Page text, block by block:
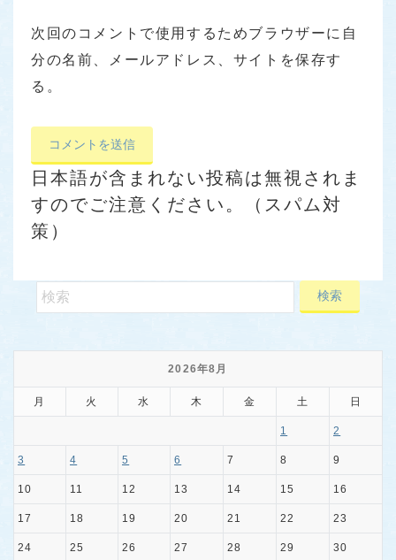
次回のコメントで使用するためブラウザーに自
分の名前、メールアドレス、サイトを保存す
る。
日本語が含まれない投稿は無視されま
すのでご注意ください。（スパム対
策）
2026年8月
月 火 水 木 金 土 日
1 2
3 4 5 6 7 8 9
10 11 12 13 14 15 16
17 18 19 20 21 22 23
24 25 26 27 28 29 30